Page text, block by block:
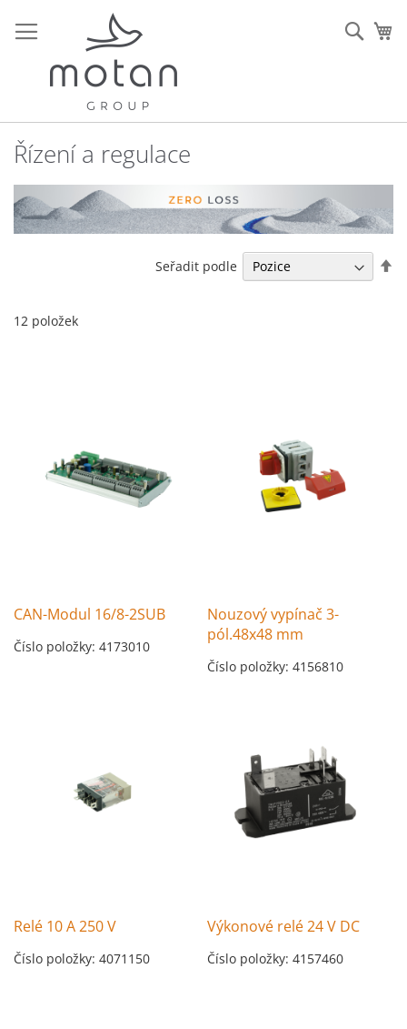
na
obsah
Řízení a regulace
12 položek
Seřadit podle
CAN-Modul 16/8-2SUB
Číslo položky: 4173010
Nouzový vypínač 3-
pól.48x48 mm
Číslo položky: 4156810
Relé 10 A 250 V
Číslo položky: 4071150
Výkonové relé 24 V DC
Číslo položky: 4157460